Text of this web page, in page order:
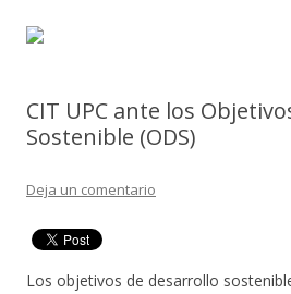
CIT UPC ante los
Sostenible (ODS)
Deja un comentario
Los objetivos de desarrollo